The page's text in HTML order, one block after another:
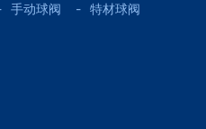
手动球阀 特材球阀